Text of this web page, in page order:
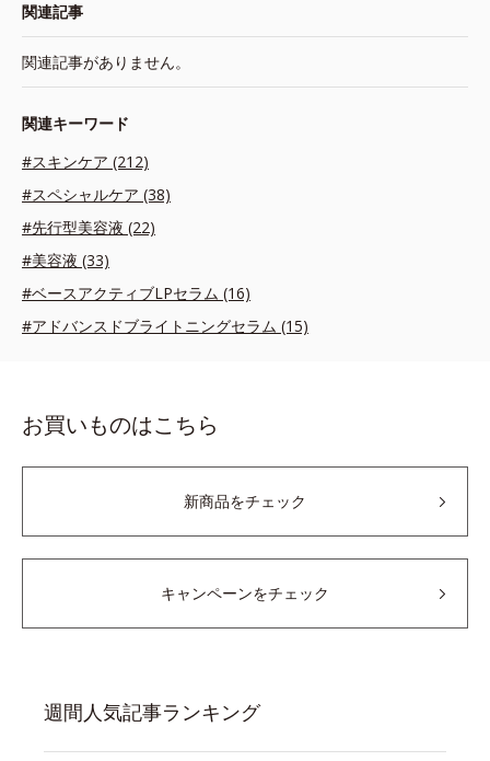
関連記事
関連記事がありません。
関連キーワード
#スキンケア (212)
#スペシャルケア (38)
#先行型美容液 (22)
#美容液 (33)
#ベースアクティブLPセラム (16)
#アドバンスドブライトニングセラム (15)
お買いものはこちら
新商品をチェック
キャンペーンをチェック
週間人気記事ランキング